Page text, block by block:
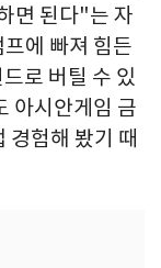
면 된다"는 자
에 빠져 힘든
로 버틸 수 있
아시안게임 금
경험해 봤기 때